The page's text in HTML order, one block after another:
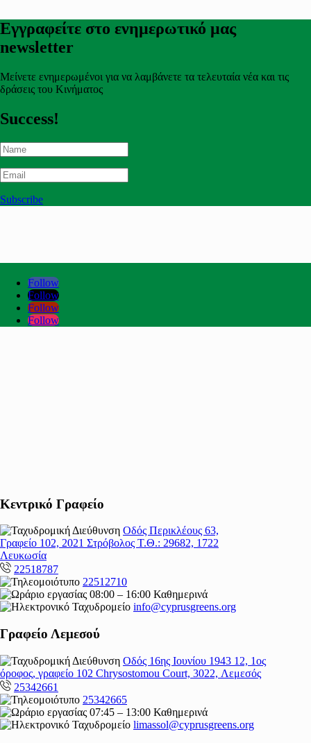
Εγγραφείτε στο ενημερωτικό μας
newsletter
Μείνετε ενημερωμένοι για να λαμβάνετε τα τελευταία νέα και τις
δράσεις του Κινήματος
Success!
Subscribe
Follow
Follow
Follow
Follow
Κεντρικό Γραφείο
Οδός Περικλέους 63,
Γραφείο 102, 2021 Στρόβολος Τ.Θ.: 29682, 1722
Λευκωσία
22518787
22512710
08:00 – 16:00 Καθημερινά
info@cyprusgreens.org
Γραφείο Λεμεσού
Οδός 16ης Ιουνίου 1943 12, 1ος
όροφος, γραφείο 102 Chrysostomou Court, 3022, Λεμεσός
25342661
25342665
07:45 – 13:00 Καθημερινά
limassol@cyprusgreens.org